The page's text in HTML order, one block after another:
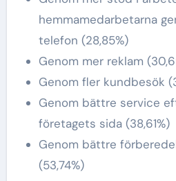
hemmamedarbetarna
telefon (28,85%)
Genom mer reklam
Genom fler kundbesök
Genom bättre service
företagets sida (38,61%)
Genom bättre
(53,74%)